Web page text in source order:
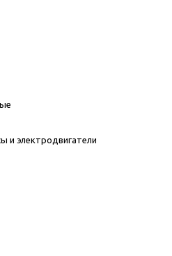
и электродвигатели